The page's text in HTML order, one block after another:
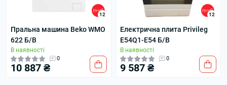
12
Пральна машина Beko WMO
622 Б/В
В наявності
0
10 887 ₴
12
Електрична плита Privileg
E54Q1-E54 Б/В
В наявності
0
9 587 ₴